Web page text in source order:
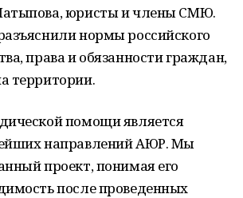
юристы и члены СМЮ.
нормы российского
права и обязанности граждан,
территории.
помощи является
направлений АЮР. Мы
проект, понимая его
после проведенных